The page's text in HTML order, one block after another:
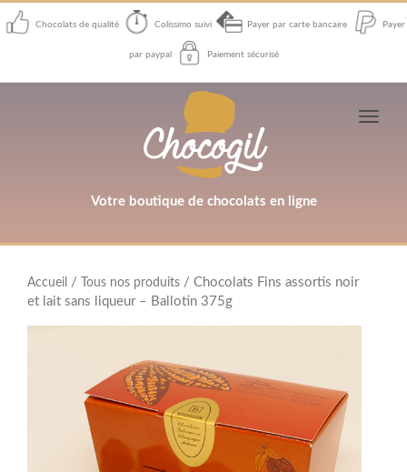
Chocolats de qualité Colissimo suivi Payer par carte bancaire Payer
par paypal Paiement sécurisé
Votre boutique de chocolats en ligne
Toggle
Accueil / Tous nos produits / Chocolats Fins assortis noir
et lait sans liqueur – Ballotin 375g